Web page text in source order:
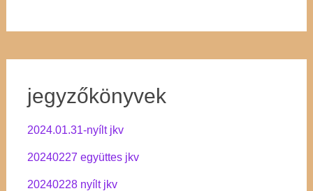
jegyzőkönyvek
2024.01.31-nyílt jkv
20240227 együttes jkv
20240228 nyílt jkv